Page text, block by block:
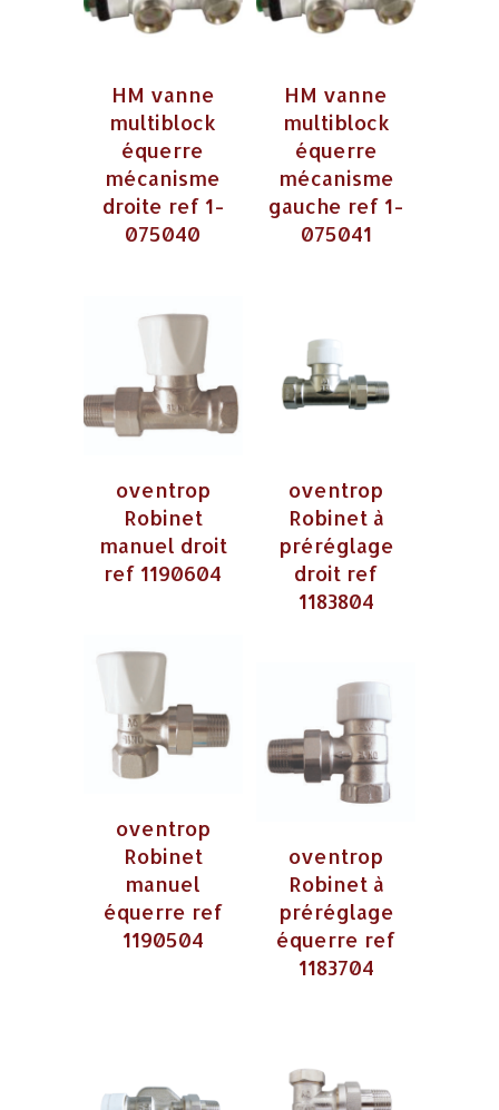
HM vanne
multiblock
équerre
mécanisme
droite ref 1-
075040
HM vanne
multiblock
équerre
mécanisme
gauche ref 1-
075041
oventrop
Robinet
manuel droit
ref 1190604
oventrop
Robinet à
préréglage
droit ref
1183804
oventrop
Robinet
manuel
équerre ref
1190504
oventrop
Robinet à
préréglage
équerre ref
1183704